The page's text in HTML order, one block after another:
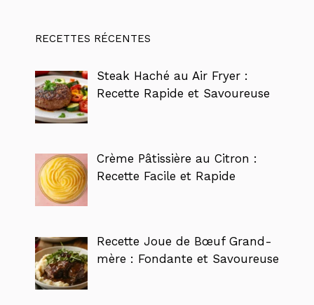
RECETTES RÉCENTES
Steak Haché au Air Fryer :
Recette Rapide et Savoureuse
Crème Pâtissière au Citron :
Recette Facile et Rapide
Recette Joue de Bœuf Grand-
mère : Fondante et Savoureuse